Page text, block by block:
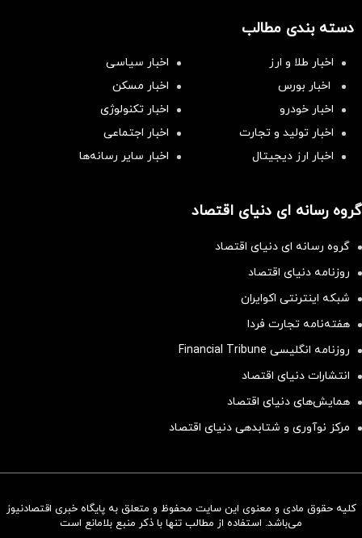
سرمایه‌گذاری همسنگ با شاخص
دسته بندی مطالب
اخبار طلا و ارز
اخبار سیاسی
اخبار بورس
اخبار مسکن
اخبار خودرو
اخبار تکنولوژی
اخبار تولید و تجارت
اخبار اجتماعی
اخبار ارز دیجیتال
اخبار سایر رسانه‌‌ها
گروه رسانه ای دنیای اقتصاد
گروه رسانه ای دنیای اقتصاد
روزنامه دنیای اقتصاد
شبکه اینترنتی اکوایران
هفته‌نامه تجارت فردا
روزنامه انگلیسی Financial Tribune
انتشارات دنیای اقتصاد
همایش‌های دنیای اقتصاد
مرکز نوآوری و شتابدهی دنیای اقتصاد
کلیه حقوق مادی و معنوی این سایت محفوظ و متعلق به پایگاه خبری اقتصادنیوز
می‌باشد. استفاده از مطالب تنها با ذکر منبع بلامانع است